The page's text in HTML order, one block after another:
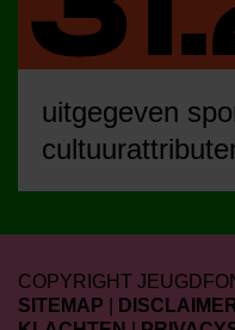
uitgegeven
COPYRIGHT
SITEMAP